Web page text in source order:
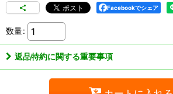
Facebookでシェア
数量:
返品特約に関する重要事項